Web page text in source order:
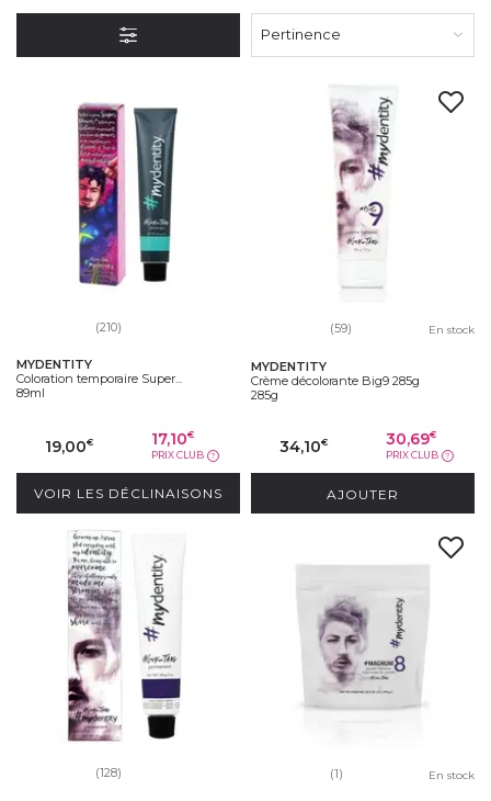
des éclaircissements encore jamais atteints et les colorations
proposent des nuances inexistantes jusqu’alors pour satisfaire au
Pertinence
(210)
MYDENTITY
Coloration temporaire Super...
89ml
19,00€ 17,10€
PRIX CLUB ?
VOIR LES DÉCLINAISONS
(59) En stock
MYDENTITY
Crème décolorante Big9 285g
285g
34,10€ 30,69€
PRIX CLUB ?
AJOUTER
(128) (1) En stock